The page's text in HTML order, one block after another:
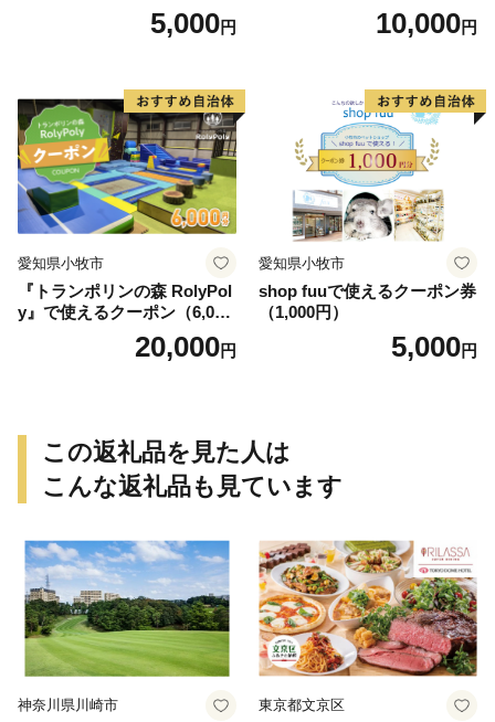
5,000円 10,000円
愛知県小牧市
『トランポリンの森 RolyPol
y』で使えるクーポン（6,000
20,000円
愛知県小牧市
shop fuuで使えるクーポン券
（1,000円）
5,000円
この返礼品を見た人は
こんな返礼品も見ています
神奈川県川崎市 東京都文京区